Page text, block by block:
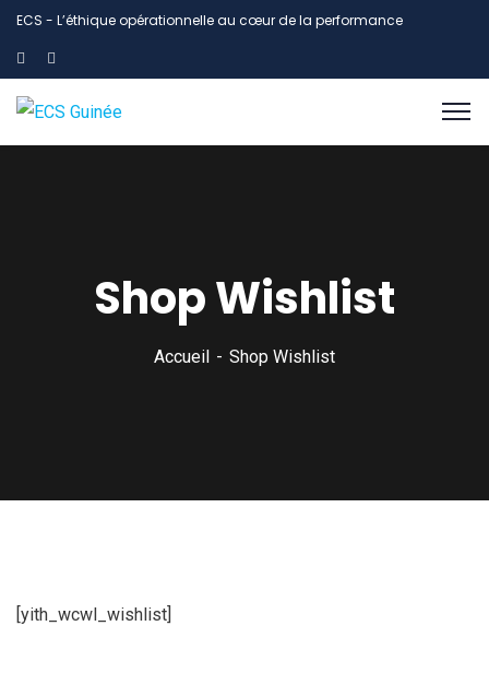
ECS - L’éthique opérationnelle au cœur de la performance
Shop Wishlist
Accueil Shop Wishlist
[yith_wcwl_wishlist]